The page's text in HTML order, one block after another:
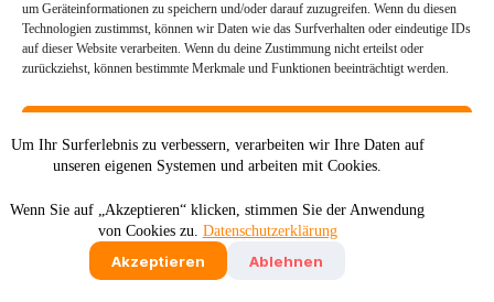
um Geräteinformationen zu speichern und/oder darauf zuzugreifen. Wenn du diesen
Technologien zustimmst, können wir Daten wie das Surfverhalten oder eindeutige IDs
auf dieser Website verarbeiten. Wenn du deine Zustimmung nicht erteilst oder
zurückziehst, können bestimmte Merkmale und Funktionen beeinträchtigt werden.
Einstellungen ansehen
Cookie-Richtlinie
Um Ihr Surferlebnis zu verbessern, verarbeiten wir Ihre Daten auf
unseren eigenen Systemen und arbeiten mit Cookies.
Wenn Sie auf „Akzeptieren“ klicken, stimmen Sie der Anwendung
von Cookies zu. Datenschutzerklärung
Akzeptieren Ablehnen
Deutsch
English
Impressum
Datenschutz
Cookie-Richtlinie (EU)